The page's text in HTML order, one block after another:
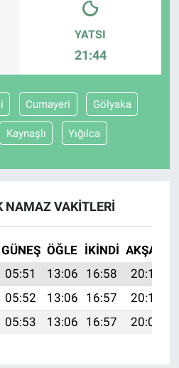
YATSI
21:44
Cumayeri Gölyaka
Kaynaşlı Yığılca
NAMAZ VAKITLERI
GÜNEŞ ÖĞLE İKINDI AKŞAM
05:51 13:06 16:58 20:11
05:52 13:06 16:57 20:10
05:53 13:06 16:57 20:08